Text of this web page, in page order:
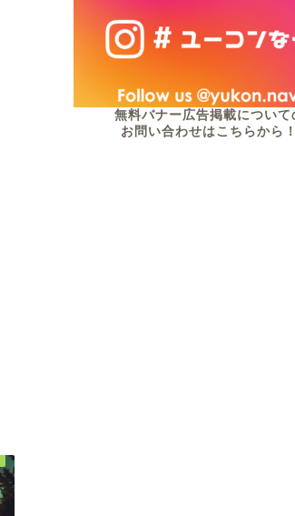
無料バナー広告掲載について
お問い合わせはこちらから！